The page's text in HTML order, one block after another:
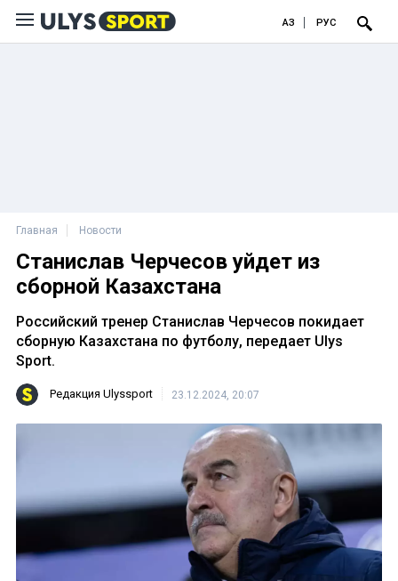
ҚАЗ РУС
Главная Новости
Станислав Черчесов уйдет из
сборной Казахстана
Российский тренер Станислав Черчесов покидает
сборную Казахстана по футболу, передает Ulys
Sport.
Редакция Ulyssport 23.12.2024, 20:07